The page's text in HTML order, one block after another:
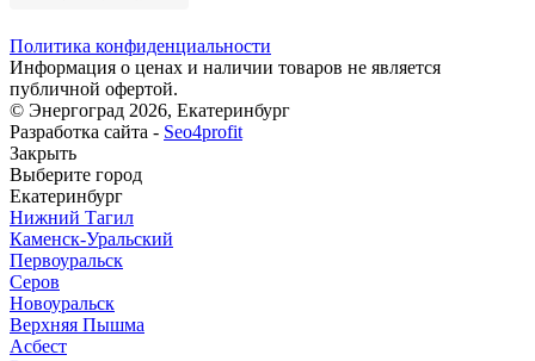
Политика конфиденциальности
Информация о ценах и наличии товаров не является
публичной офертой.
© Энергоград 2026, Екатеринбург
Разработка сайта - Seo4profit
Закрыть
Выберите город
Екатеринбург
Нижний Тагил
Каменск-Уральский
Первоуральск
Серов
Новоуральск
Верхняя Пышма
Асбест